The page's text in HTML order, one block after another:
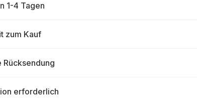
1-4 Tagen
zum Kauf
Rücksendung
erforderlich